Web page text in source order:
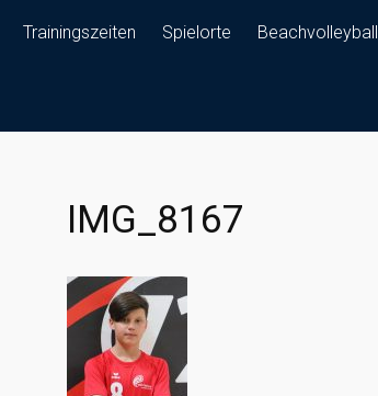
Trainingszeiten Spielorte Beachvolleyball
IMG_8167